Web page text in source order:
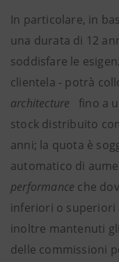
In particolare, in
una durata di 12
soddisfare le
clientela - potrà
architecture fino a
stock distribuito
anni; la quota è
automatico di
performance che
inferiori o superiori
inoltre mantenuti
delle commissioni